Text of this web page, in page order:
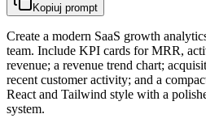
Kopiuj prompt
Create a modern SaaS growth
team. Include KPI cards for MRR,
revenue; a revenue trend chart;
recent customer activity; and a
React and Tailwind style with a
system.